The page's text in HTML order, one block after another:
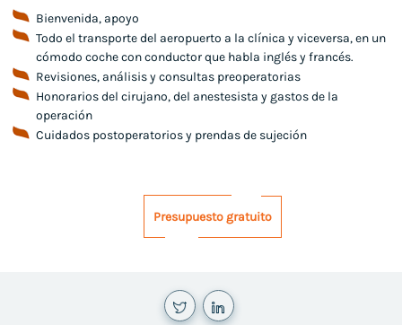
Bienvenida, apoyo
Todo el transporte del aeropuerto a la clínica y viceversa, en un
cómodo coche con conductor que habla inglés y francés.
Revisiones, análisis y consultas preoperatorias
Honorarios del cirujano, del anestesista y gastos de la
operación
Cuidados postoperatorios y prendas de sujeción
Presupuesto gratuito